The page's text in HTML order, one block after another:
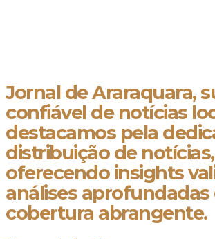
Jornal de Araraquara,
confiável de notícias
destacamos pela
distribuição de notícias,
oferecendo insights
análises aprofundadas
cobertura abrangente.